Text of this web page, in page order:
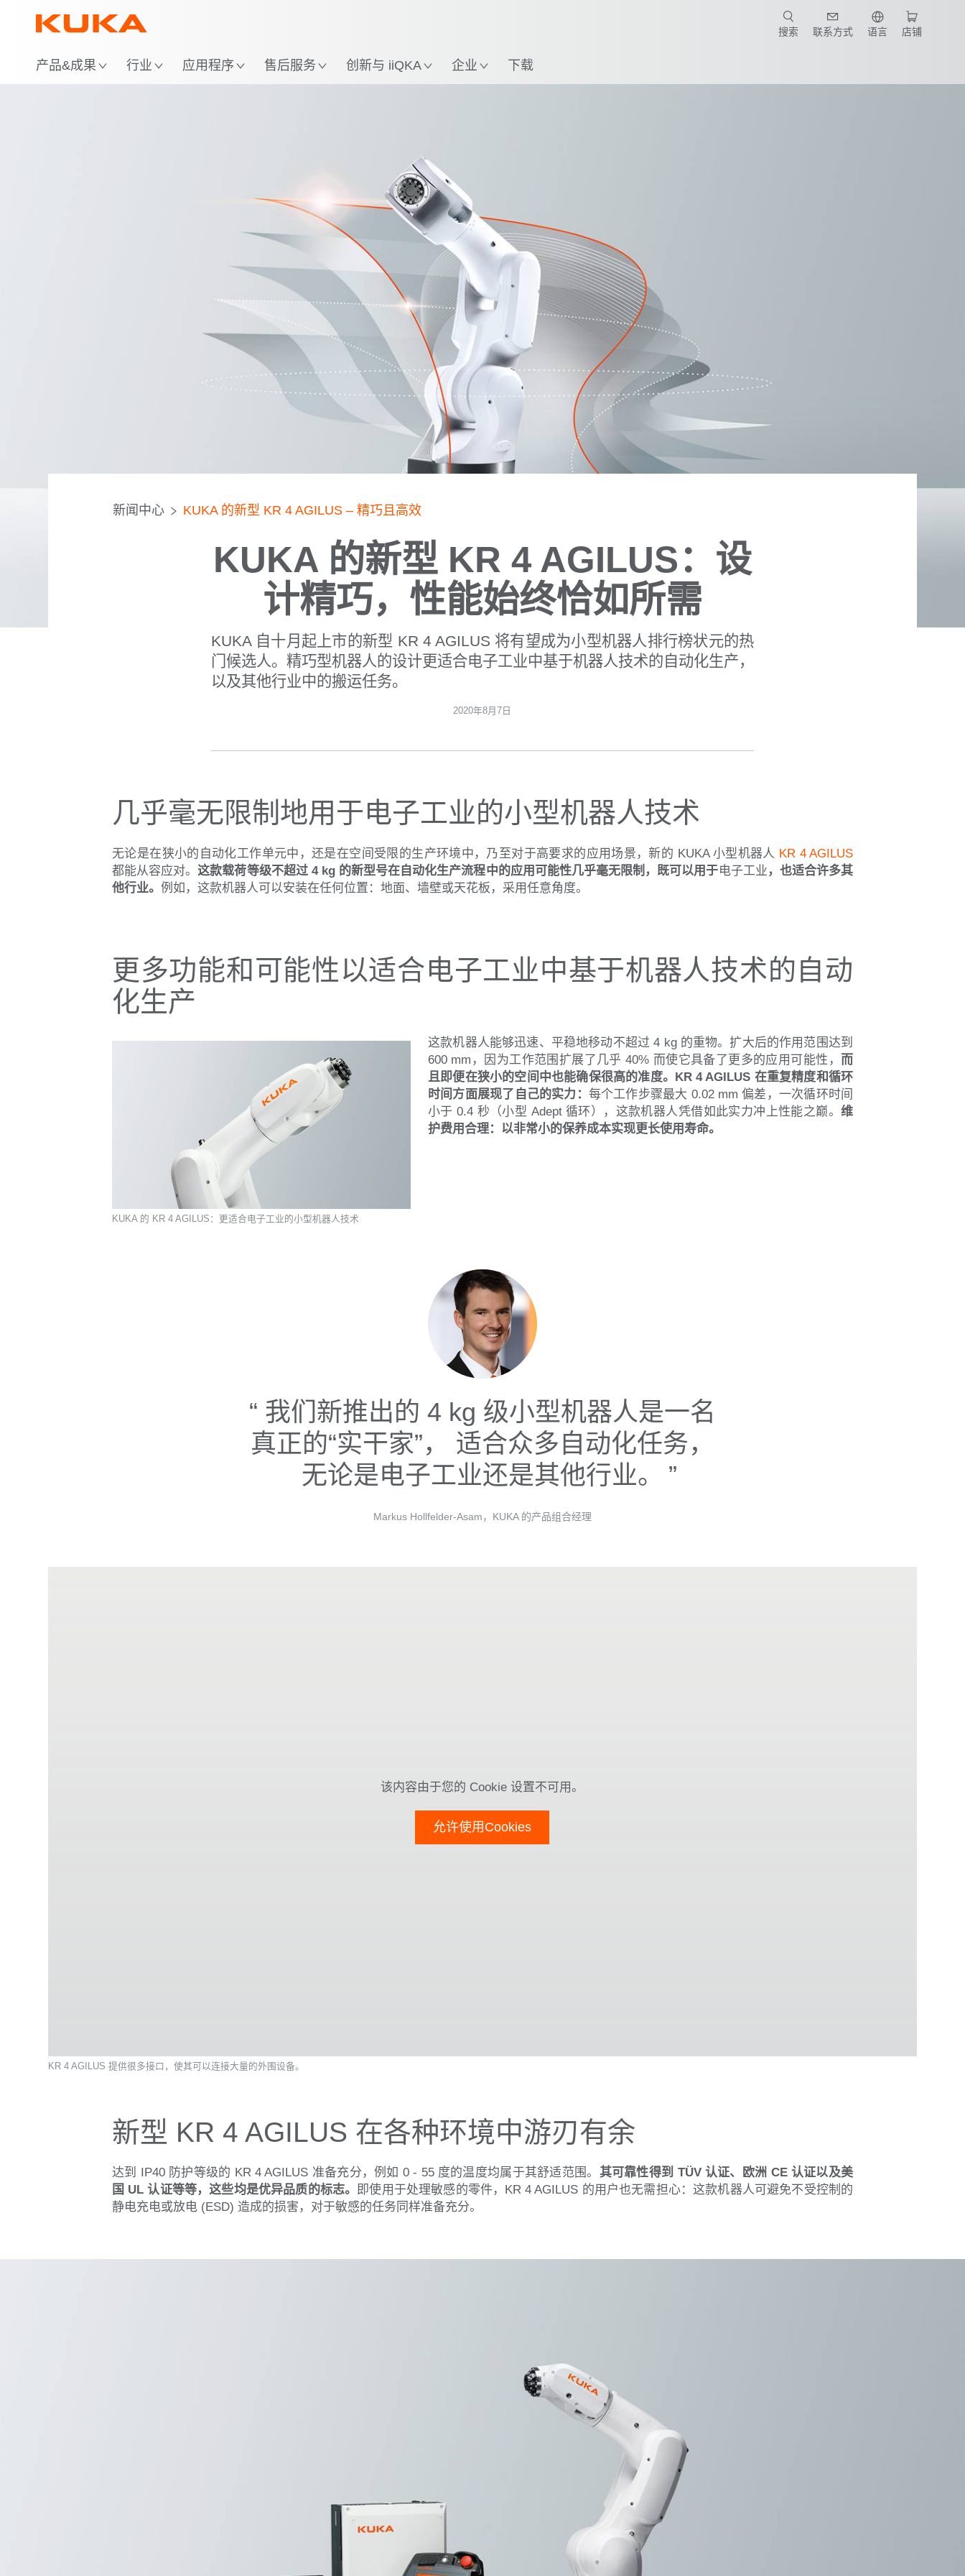
产品&成果 行业 应用程序 售后服务 创新与 iiQKA 企业 下载
搜索 联系方式 语言 店铺
新闻中心 KUKA 的新型 KR 4 AGILUS – 精巧且高效
KUKA 的新型 KR 4 AGILUS：设
计精巧，性能始终恰如所需
KUKA 自十月起上市的新型 KR 4 AGILUS 将有望成为小型机器人排行榜状元的热
门候选人。精巧型机器人的设计更适合电子工业中基于机器人技术的自动化生产，
以及其他行业中的搬运任务。
2020年8月7日
几乎毫无限制地用于电子工业的小型机器人技术
无论是在狭小的自动化工作单元中，还是在空间受限的生产环境中，乃至对于高要求的应用场景，新的 KUKA 小型机器人 KR 4 AGILUS
都能从容应对。这款载荷等级不超过 4 kg 的新型号在自动化生产流程中的应用可能性几乎毫无限制，既可以用于电子工业 ，也适合许多其
他行业。 例如，这款机器人可以安装在任何位置：地面、墙壁或天花板，采用任意角度。
更多功能和可能性以适合电子工业中基于机器人技术的自动
化生产
这款机器人能够迅速、平稳地移动不超过 4 kg 的重物。扩大后的作用范围达到
600 mm，因为工作范围扩展了几乎 40% 而使它具备了更多的应用可能性， 而
且即便在狭小的空间中也能确保很高的准度。
KR 4 AGILUS 在重复精度和循环
时间方面展现了自己的实力： 每个工作步骤最大 0.02 mm 偏差，一次循环时间
小于 0.4 秒（小型 Adept 循环），这款机器人凭借如此实力冲上性能之巅。 维
护费用合理：以非常小的保养成本实现更长使用寿命。
KUKA 的 KR 4 AGILUS：更适合电子工业的小型机器人技术
我们新推出的 4 kg 级小型机器人是一名
真正的“实干家”， 适合众多自动化任务，
无论是电子工业还是其他行业。
Markus Hollfelder-Asam，KUKA 的产品组合经理
该内容由于您的 Cookie 设置不可用。
允许使用Cookies
KR 4 AGILUS 提供很多接口，使其可以连接大量的外围设备。
新型 KR 4 AGILUS 在各种环境中游刃有余
达到 IP40 防护等级的 KR 4 AGILUS 准备充分，例如 0 - 55 度的温度均属于其舒适范围。 其可靠性得到 TÜV 认证、欧洲 CE 认证以及美
国 UL 认证等等，这些均是优异品质的标志。 即使用于处理敏感的零件，KR 4 AGILUS 的用户也无需担心：这款机器人可避免不受控制的
静电充电或放电 (ESD) 造成的损害，对于敏感的任务同样准备充分。